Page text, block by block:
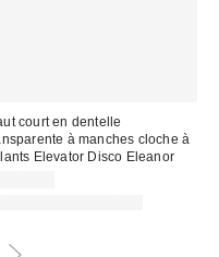
court en dentelle
à manches cloche à
Elevator Disco Eleanor